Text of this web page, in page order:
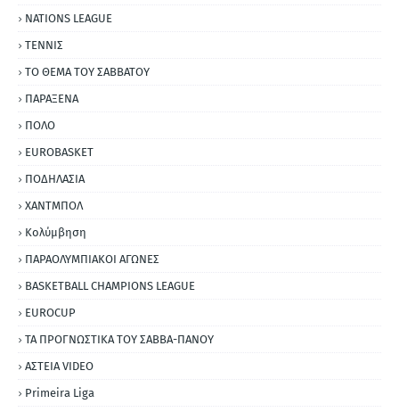
NATIONS LEAGUE
ΤΕΝΝΙΣ
ΤΟ ΘΕΜΑ ΤΟΥ ΣΑΒΒΑΤΟΥ
ΠΑΡΑΞΕΝΑ
ΠΟΛΟ
EUROBASKET
ΠΟΔΗΛΑΣΙΑ
ΧΑΝΤΜΠΟΛ
Κολύμβηση
ΠΑΡΑΟΛΥΜΠΙΑΚΟΙ ΑΓΩΝΕΣ
BASKETBALL CHAMPIONS LEAGUE
EUROCUP
ΤΑ ΠΡΟΓΝΩΣΤΙΚΑ ΤΟΥ ΣΑΒΒΑ-ΠΑΝΟΥ
ΑΣΤΕΙΑ VIDEO
Primeira Liga